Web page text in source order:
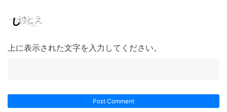
上に表示された文字を入力してください。